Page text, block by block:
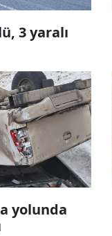
3 yaralı
yolunda